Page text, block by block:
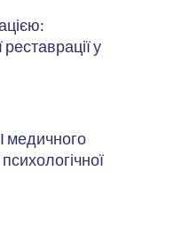
у
медичного